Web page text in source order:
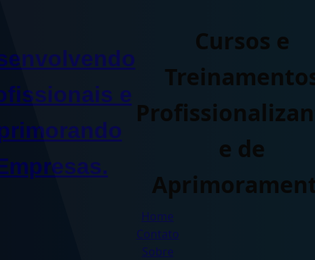
conteúdo
e
Cursos e
e de
Home
Contato
Sobre